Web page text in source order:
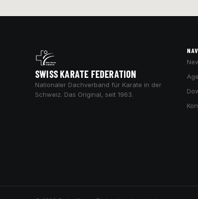
SWISS KARATE FEDERATION
Nationaler Dachverband für Karate in der
Schweiz. Das Original, seit 1963.